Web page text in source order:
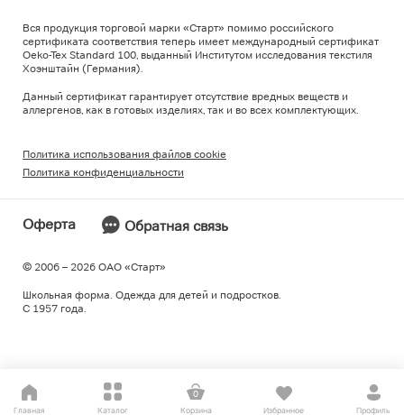
© 2006 – 2026 ОAO «Старт»
Школьная форма. Одежда для детей и подростков.
С 1957 года.
Оферта Обратная связь
Вся продукция торговой марки «Старт» помимо российского
сертификата соответствия теперь имеет международный сертификат
Oeko-Tex Standard 100, выданный Институтом исследования текстиля
Хоэнштайн (Германия).
Данный сертификат гарантирует отсутствие вредных веществ и
аллергенов, как в готовых изделиях, так и во всех комплектующих.
Политика использования файлов cookie
Политика конфиденциальности
Главная Каталог
0
Корзина Избранное Профиль